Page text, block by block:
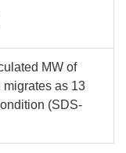
MW of
migrates as 13
(SDS-